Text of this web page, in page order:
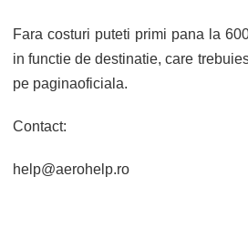
Fara costuri puteti primi pana la
in functie de destinatie, care
pe paginaoficiala.
Contact:
help@aerohelp.ro